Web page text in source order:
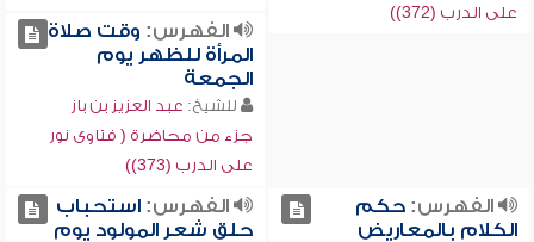
على الدرب (372))
الفهرس: وقت صلاة
المرأة للظهر يوم
الجمعة
للشيخ: عبد العزيز بن باز
جزء من محاضرة ( فتاوى نور
على الدرب (373))
الفهرس:حكم
الكلام بالمعاريض
الفهرس:استحباب
حلق شعر المولود يوم